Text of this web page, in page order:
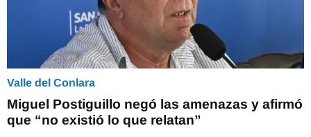
Valle del Conlara
Miguel Postiguillo negó las amenazas y afirmó
que “no existió lo que relatan”